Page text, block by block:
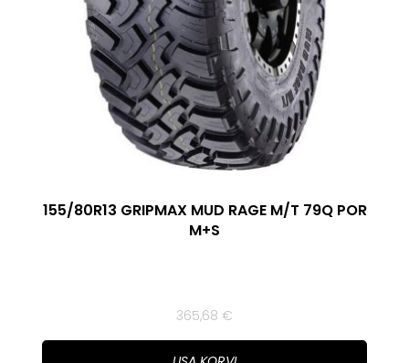
155/80R13 GRIPMAX MUD RAGE M/T 79Q POR
M+S
365,68 €